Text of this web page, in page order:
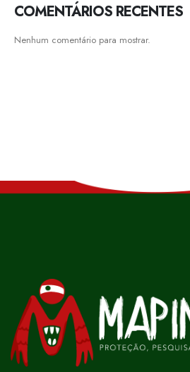
COMENTÁRIOS RECENTES
Nenhum comentário para mostrar.